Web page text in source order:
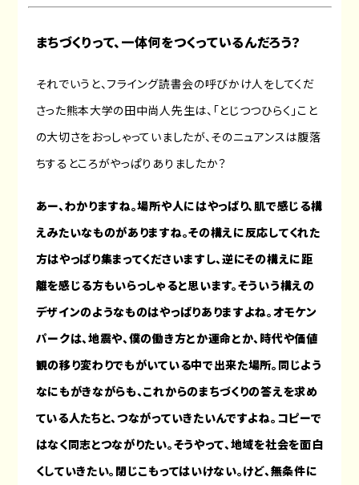
まちづくりって、一体何をつくっているんだろう？
それでいうと、フライング読書会の呼びかけ人をしてくだ
さった熊本大学の田中尚人先生は、「とじつつひらく」こと
の大切さをおっしゃっていましたが、そのニュアンスは腹落
ちするところがやっぱりありましたか？
あー、わかりますね。場所や人にはやっぱり、肌で感じる構
えみたいなものがありますね。その構えに反応してくれた
方はやっぱり集まってくださいますし、逆にその構えに距
離を感じる方もいらっしゃると思います。そういう構えの
デザインのようなものはやっぱりありますよね。オモケン
パークは、地震や、僕の働き方とか運命とか、時代や価値
観の移り変わりでもがいている中で出来た場所。同じよう
なにもがきながらも、これからのまちづくりの答えを求め
ている人たちと、つながっていきたいんですよね。コピーで
はなく同志とつながりたい。そうやって、地域を社会を面白
くしていきたい。閉じこもってはいけない。けど、無条件に